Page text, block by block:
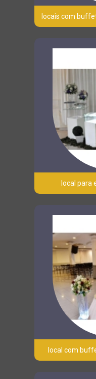
locais com
local para
local com